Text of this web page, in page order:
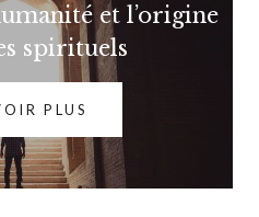
et l’origine
spirituels
PLUS